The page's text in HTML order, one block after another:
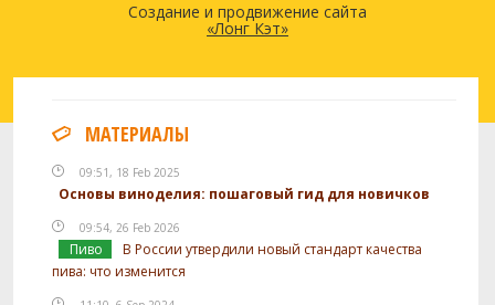
Создание и продвижение сайта
«Лонг Кэт»
МАТЕРИАЛЫ
09:51, 18 Feb 2025
Основы виноделия: пошаговый гид для новичков
09:54, 26 Feb 2026
Пиво
В России утвердили новый стандарт качества
пива: что изменится